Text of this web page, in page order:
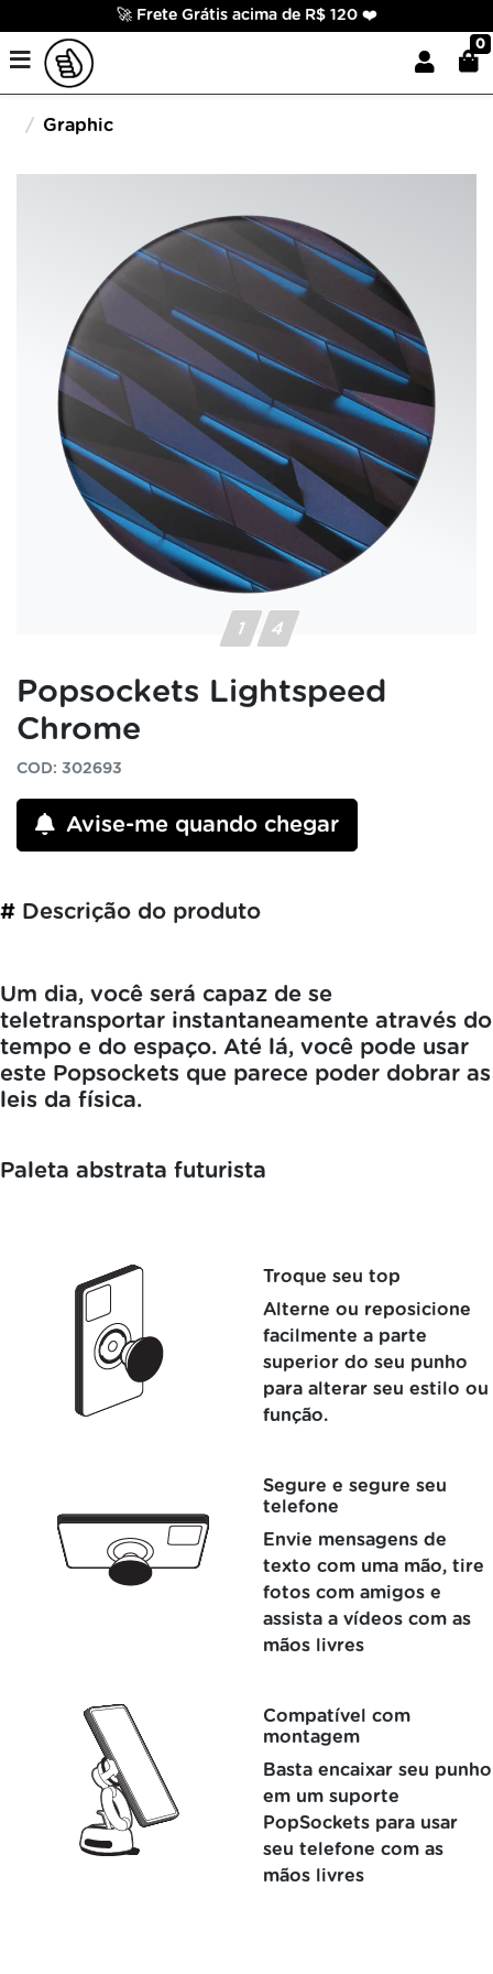
🚀 Frete Grátis acima de R$ 120 ❤️
0
Graphic
Popsockets Lightspeed
Chrome
COD: 302693
Avise-me quando chegar
# Descrição do produto
Um dia, você será capaz de se
teletransportar instantaneamente através do
tempo e do espaço. Até lá, você pode usar
este Popsockets que parece poder dobrar as
leis da física.
Paleta abstrata futurista
Troque seu top
Alterne ou reposicione
facilmente a parte
superior do seu punho
para alterar seu estilo ou
função.
Segure e segure seu
telefone
Envie mensagens de
texto com uma mão, tire
fotos com amigos e
assista a vídeos com as
mãos livres
Compatível com
montagem
Basta encaixar seu punho
em um suporte
PopSockets para usar
seu telefone com as
mãos livres